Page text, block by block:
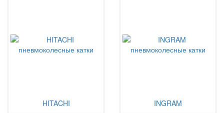
HITACHI INGRAM